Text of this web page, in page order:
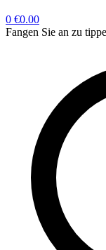
0 €0.00
Fangen Sie an zu